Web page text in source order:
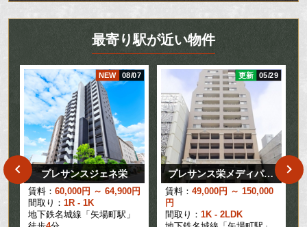
最寄り駅が近い物件
NEW 08/07
プレサンスジェネ栄
賃料： 60,000円 ～ 64,900円
間取り： 1R - 1K
地下鉄名城線「矢場町駅」
更新 05/29
プレサンス栄メディパーク
賃料： 49,000円 ～ 150,000
円
間取り： 1K - 2LDK